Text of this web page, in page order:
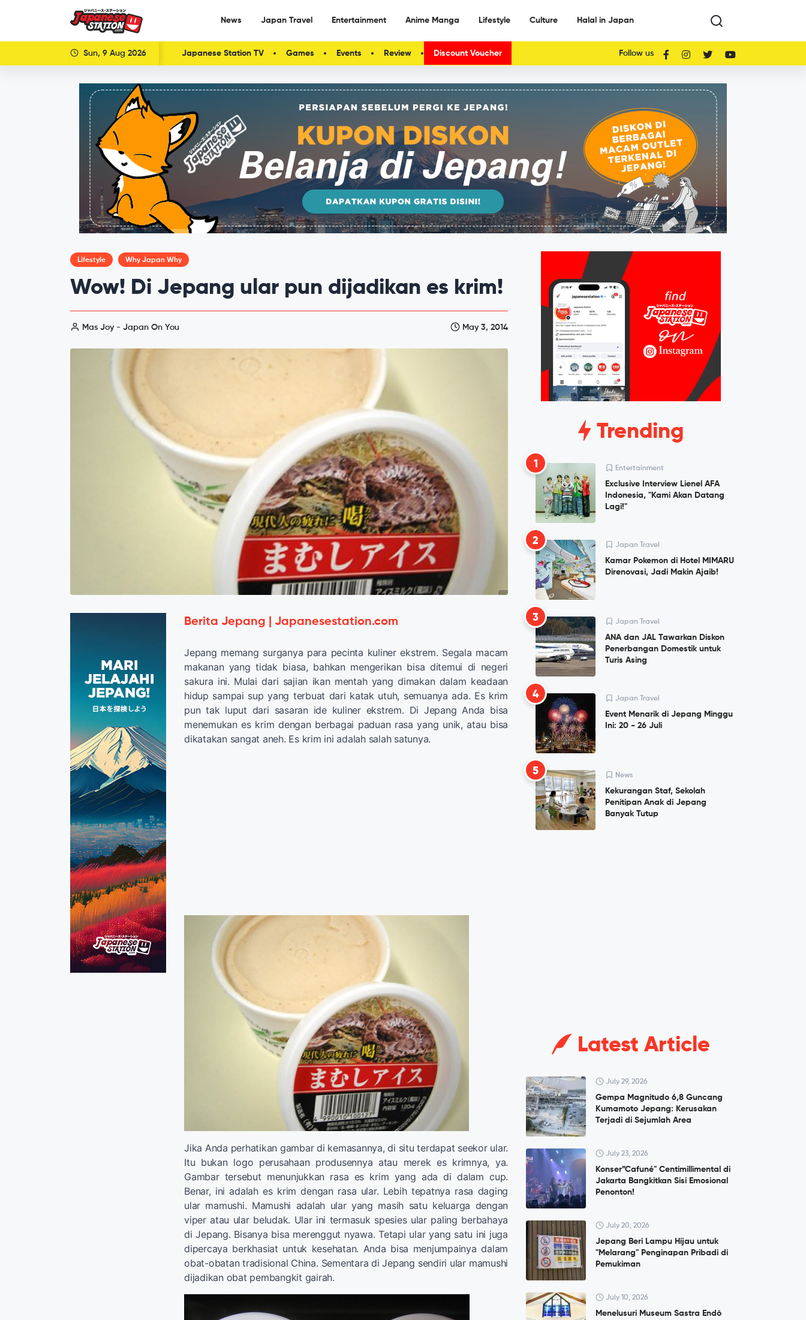
News Japan Travel Entertainment Anime Manga Lifestyle Culture Halal in Japan
Sun, 9 Aug 2026 Japanese Station TV Games Events Review Discount Voucher Follow us
Lifestyle Why Japan Why
Wow! Di Jepang ular pun dijadikan es krim!
Mas Joy - Japan On You May 3, 2014
Berita Jepang | Japanesestation.com
Jepang memang surganya para pecinta kuliner ekstrem. Segala macam
makanan yang tidak biasa, bahkan mengerikan bisa ditemui di negeri
sakura ini. Mulai dari sajian ikan mentah yang dimakan dalam keadaan
hidup sampai sup yang terbuat dari katak utuh, semuanya ada. Es krim
pun tak luput dari sasaran ide kuliner ekstrem. Di Jepang Anda bisa
menemukan es krim dengan berbagai paduan rasa yang unik, atau bisa
dikatakan sangat aneh. Es krim ini adalah salah satunya.
Jika Anda perhatikan gambar di kemasannya, di situ terdapat seekor ular.
Itu bukan logo perusahaan produsennya atau merek es krimnya, ya.
Gambar tersebut menunjukkan rasa es krim yang ada di dalam cup.
Benar, ini adalah es krim dengan rasa ular. Lebih tepatnya rasa daging
ular mamushi. Mamushi adalah ular yang masih satu keluarga dengan
viper atau ular beludak. Ular ini termasuk spesies ular paling berbahaya
di Jepang. Bisanya bisa merenggut nyawa. Tetapi ular yang satu ini juga
dipercaya berkhasiat untuk kesehatan. Anda bisa menjumpainya dalam
obat-obatan tradisional China. Sementara di Jepang sendiri ular mamushi
dijadikan obat pembangkit gairah.
Trending
1 Entertainment
Exclusive Interview Lienel AFA
Indonesia, "Kami Akan Datang
Lagi!"
2 Japan Travel
Kamar Pokemon di Hotel MIMARU
Direnovasi, Jadi Makin Ajaib!
3 Japan Travel
ANA dan JAL Tawarkan Diskon
Penerbangan Domestik untuk
Turis Asing
4 Japan Travel
Event Menarik di Jepang Minggu
Ini: 20 - 26 Juli
5 News
Kekurangan Staf, Sekolah
Penitipan Anak di Jepang
Banyak Tutup
Latest Article
July 29, 2026
Gempa Magnitudo 6,8 Guncang
Kumamoto Jepang: Kerusakan
Terjadi di Sejumlah Area
July 23, 2026
Konser”Cafuné" Centimillimental di
Jakarta Bangkitkan Sisi Emosional
Penonton!
July 20, 2026
Jepang Beri Lampu Hijau untuk
"Melarang" Penginapan Pribadi di
Pemukiman
July 10, 2026
Menelusuri Museum Sastra Endō